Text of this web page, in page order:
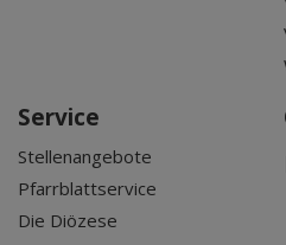
Service
Stellenangebote
Pfarrblattservice
Die Diözese